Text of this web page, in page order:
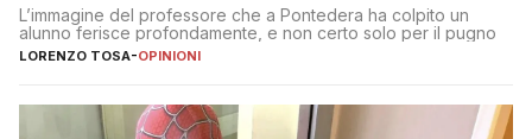
L’immagine del professore che a Pontedera ha colpito un
alunno ferisce profondamente, e non certo solo per il pugno
LORENZO TOSA-OPINIONI